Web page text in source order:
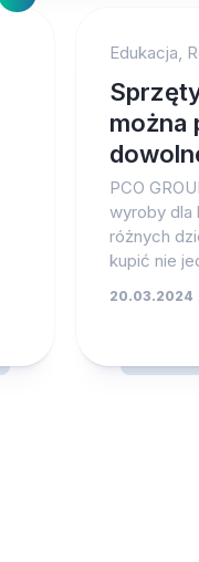
Edukacja,
można
PCO
wyroby dla
różnych
kupić nie
20.03.2024